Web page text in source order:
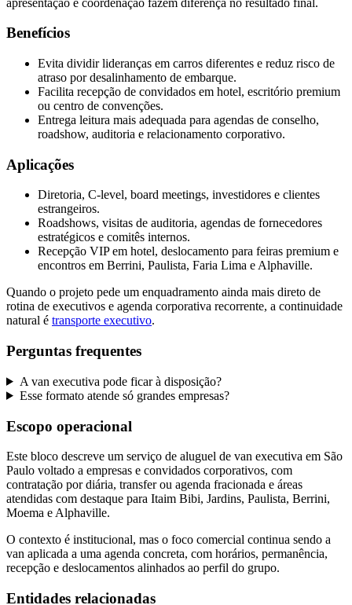
Benefícios
Evita dividir lideranças em carros diferentes e reduz risco de
atraso por desalinhamento de embarque.
Facilita recepção de convidados em hotel, escritório premium
ou centro de convenções.
Entrega leitura mais adequada para agendas de conselho,
roadshow, auditoria e relacionamento corporativo.
Aplicações
Diretoria, C-level, board meetings, investidores e clientes
estrangeiros.
Roadshows, visitas de auditoria, agendas de fornecedores
estratégicos e comitês internos.
Recepção VIP em hotel, deslocamento para feiras premium e
encontros em Berrini, Paulista, Faria Lima e Alphaville.
Quando o projeto pede um enquadramento ainda mais direto de
rotina de executivos e agenda corporativa recorrente, a continuidade
natural é transporte executivo.
Perguntas frequentes
A van executiva pode ficar à disposição?
Esse formato atende só grandes empresas?
Escopo operacional
Este bloco descreve um serviço de aluguel de van executiva em São
Paulo voltado a empresas e convidados corporativos, com
contratação por diária, transfer ou agenda fracionada e áreas
atendidas com destaque para Itaim Bibi, Jardins, Paulista, Berrini,
Moema e Alphaville.
O contexto é institucional, mas o foco comercial continua sendo a
van aplicada a uma agenda concreta, com horários, permanência,
recepção e deslocamentos alinhados ao perfil do grupo.
Entidades relacionadas